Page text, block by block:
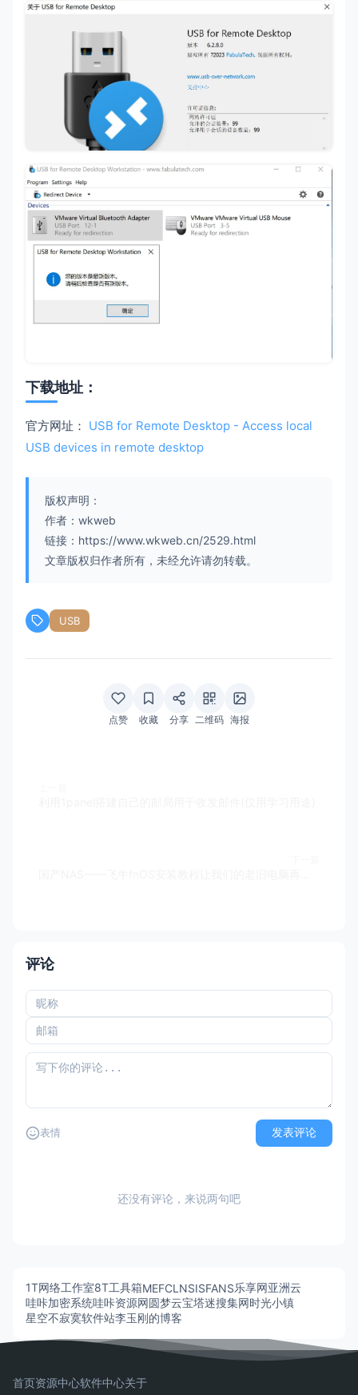
下载地址：
官方网址： USB for Remote Desktop - Access local
USB devices in remote desktop
版权声明：
作者：wkweb
链接：https://www.wkweb.cn/2529.html
文章版权归作者所有，未经允许请勿转载。
USB
点赞 收藏 分享 二维码 海报
评论
表情 发表评论
还没有评论，来说两句吧
1T网络工作室8T工具箱MEFCL NSISFANS乐享网亚洲云
哇咔加密系统哇咔资源网圆梦云宝塔迷搜集网时光小镇
星空不寂寞软件站李玉刚的博客
首页资源中心软件中心关于